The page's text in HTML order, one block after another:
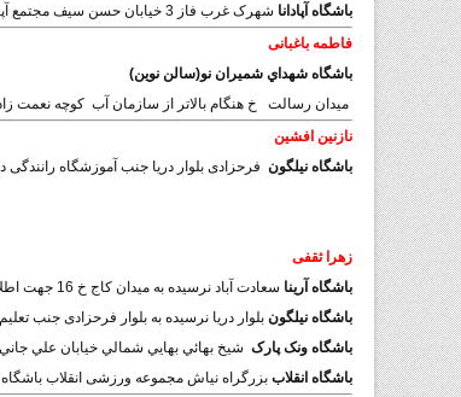
باشگاه آپادانا شهرک غرب فاز 3 خیابان حسن سیف مجتمع آپادانا جهت اطلاع از ساعت و روزهای کلاس ها لطفا تماس بگیرید تلفن 88090009
فاطمه باغبانی
باشگاه شهداي شميران نو(سالن نوین)
میدان رسالت
خ هنگام بالاتر از سازمان آب کوچه نعمت
نازنین افشین
باشگاه نیلگون فرحزادی بلوار دریا جنب آموزشگاه رانندگی
زهرا ثقفی
باشگاه آرینا سعادت آباد نرسیده به میدان کاج خ 16 جهت اطلاع از ساعت و روزهای کلاس ها لطفا تماس بگیرید تلفن 22145165
باشگاه نیلگون بلوار دریا نرسیده به بلوار فرحزادی جنب
باشگاه ونک پارک شيخ بهائي بهايي شمالي خيابان علي جاني
باشگاه انقلاب بزرگراه نیاش مجموعه ورزشی انقلاب